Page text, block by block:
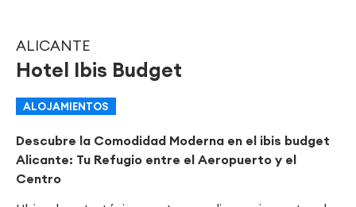
ALICANTE
Hotel Ibis Budget
ALOJAMIENTOS
Descubre la Comodidad Moderna en el ibis budget
Alicante: Tu Refugio entre el Aeropuerto y el
Centro